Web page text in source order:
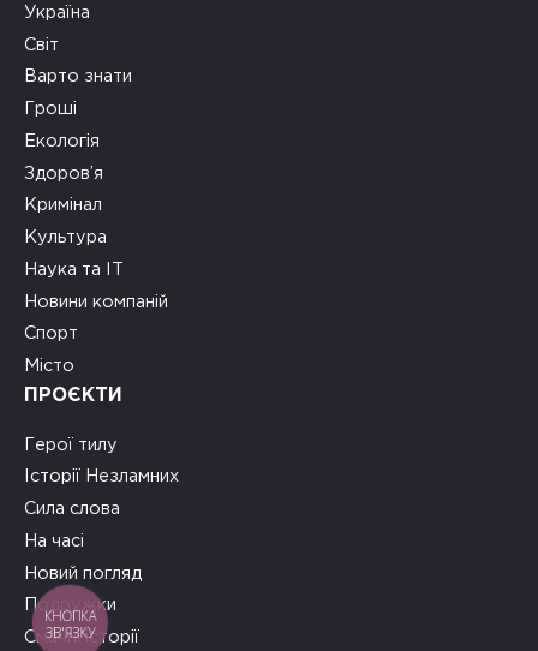
Україна
Світ
Варто знати
Гроші
Екологія
Здоров’я
Кримінал
Культура
Наука та ІТ
Новини компаній
Спорт
Місто
ПРОЄКТИ
Герої тилу
Історії Незламних
Сила слова
На часі
Новий погляд
Подружки
Смачні історії
КНОПКА
ЗВ'ЯЗКУ